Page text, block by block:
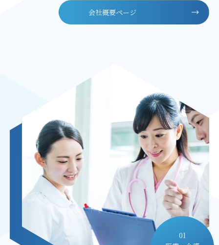
会社概要ページ
01